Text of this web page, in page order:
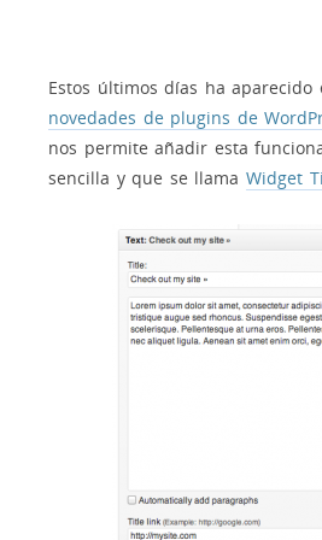
Estos últimos días ha
novedades de plugins de
nos permite añadir esta
sencilla y que se llama Widget